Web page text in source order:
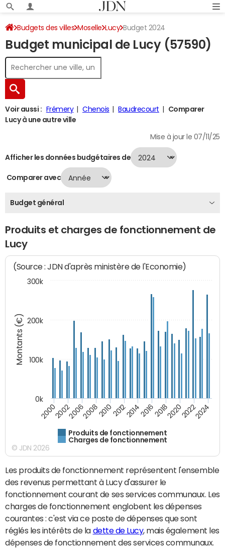
Budgets des villes Moselle Lucy Budget 2024
Budget municipal de Lucy (57590)
Voir aussi : Frémery Chenois Baudrecourt
Comparer
Lucy à une autre ville
Mise à jour le 07/11/25
Afficher les données budgétaires de
Comparer avec
Budget général
Produits et charges de fonctionnement de
Lucy
Montants (€)
(Source : JDN d'après ministère de l'Economie)
Produits de fonctionnement
Charges de fonctionnement
200020022006200820102012201420162018202020222024
0k
100k
200k
300k
© JDN 2026
Les produits de fonctionnement représentent l'ensemble
des revenus permettant à Lucy d'assurer le
fonctionnement courant de ses services communaux. Les
charges de fonctionnement englobent les dépenses
courantes : c'est via ce poste de dépenses que sont
réglés les intérêts de la dette de Lucy, mais également les
dépenses de fonctionnement des services communaux.